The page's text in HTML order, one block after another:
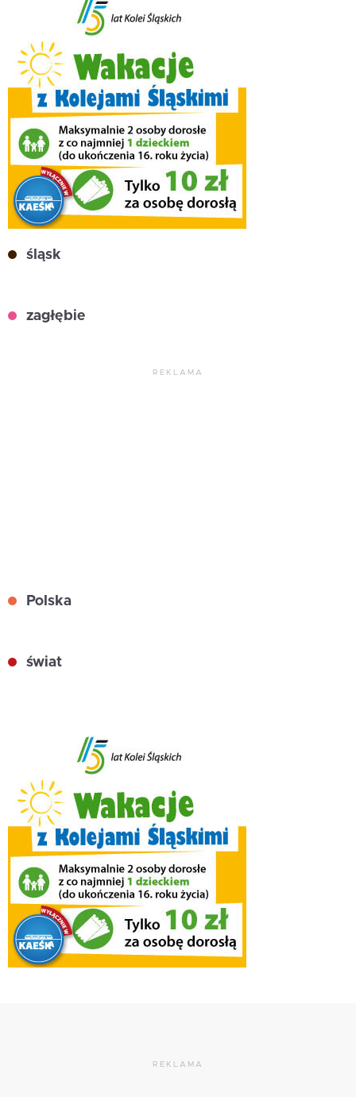
śląsk
zagłębie
REKLAMA
Polska
świat
REKLAMA